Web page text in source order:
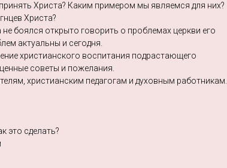
Христа? Каким примером мы являемся для них?
Христа?
боялся открыто говорить о проблемах церкви его
актуальны и сегодня.
христианского воспитания подрастающего
советы и пожелания.
христианским педагогам и духовным работникам.
это сделать?